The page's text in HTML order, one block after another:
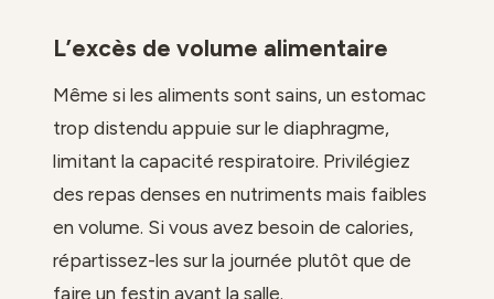
L’excès de volume alimentaire
Même si les aliments sont sains, un estomac
trop distendu appuie sur le diaphragme,
limitant la capacité respiratoire. Privilégiez
des repas denses en nutriments mais faibles
en volume. Si vous avez besoin de calories,
répartissez-les sur la journée plutôt que de
faire un festin avant la salle.